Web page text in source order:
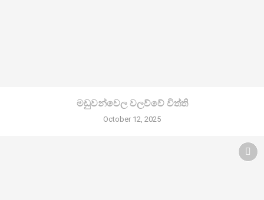
මඩුවන්වෙල වලව්වේ විත්ති
October 12, 2025